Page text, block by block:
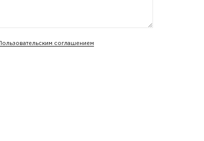
Пользовательским соглашением